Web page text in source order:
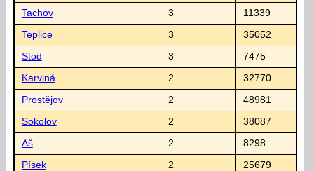
Tachov 3 11339
Teplice 3 35052
Stod 3 7475
Karviná 2 32770
Prostějov 2 48981
Sokolov 2 38087
Aš 2 8298
Písek 2 25679